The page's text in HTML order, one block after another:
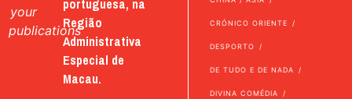
your
publications
portuguesa, na
Região
Administrativa
Especial de
Macau.
CRÓNICO ORIENTE
DESPORTO
DE TUDO E DE NADA
DIVINA COMÉDIA